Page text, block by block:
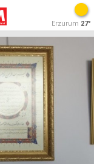
Erzurum 27°